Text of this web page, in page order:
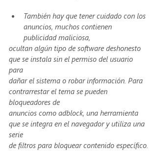
También hay que tener cuidado con los
anuncios, muchos contienen
publicidad maliciosa,
ocultan algún tipo de software deshonesto
que se instala sin el permiso del usuario
para
dañar el sistema o robar información. Para
contrarrestar el tema se pueden
bloqueadores de
anuncios como adblock, una herramienta
que se integra en el navegador y utiliza una
serie
de filtros para bloquear contenido específico.